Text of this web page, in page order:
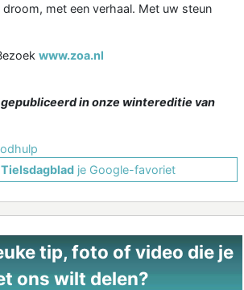
droom, met een verhaal. Met uw steun
www.zoa.nl
in onze wintereditie van
Tielsdagblad je Google-favoriet
tip, foto of video die je
ons wilt delen?